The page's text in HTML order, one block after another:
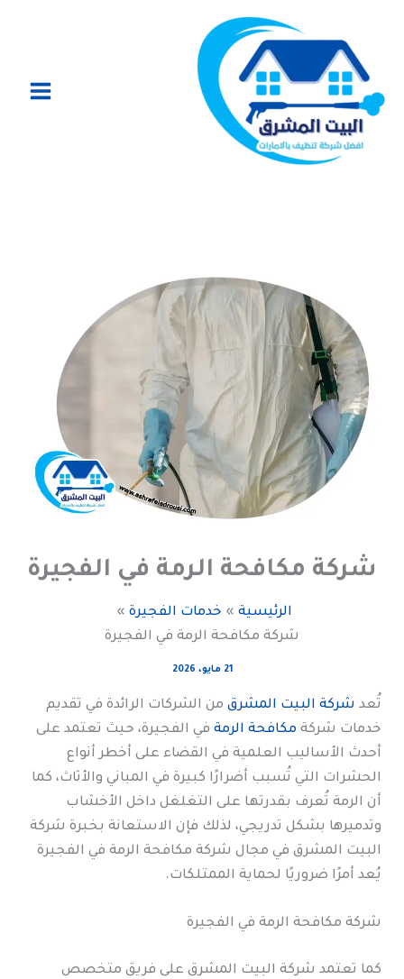
المحتوى
شركة مكافحة الرمة في الفجيرة
الرئيسية
خدمات الفجيرة
شركة مكافحة الرمة في الفجيرة
21 مايو، 2026
تُعد شركة البيت المشرق من الشركات الرائدة في تقديم
خدمات شركة مكافحة الرمة في الفجيرة، حيث تعتمد على
أحدث الأساليب العلمية في القضاء على أخطر أنواع
الحشرات التي تُسبب أضرارًا كبيرة في المباني والأثاث، كما
أن الرمة تُعرف بقدرتها على التغلغل داخل الأخشاب
وتدميرها بشكل تدريجي، لذلك فإن الاستعانة بخبرة شركة
البيت المشرق في مجال شركة مكافحة الرمة في الفجيرة
يُعد أمرًا ضروريًا لحماية الممتلكات.
شركة مكافحة الرمة في الفجيرة
كما تعتمد شركة البيت المشرق على فريق متخصص